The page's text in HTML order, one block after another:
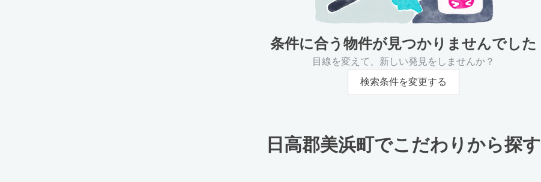
条件に合う物件が見つかりませんでした
目線を変えて、新しい発見をしませんか？
検索条件を変更する
日高郡美浜町でこだわりから探す